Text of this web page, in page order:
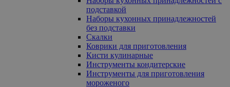
подставкой
Наборы кухонных принадлежностей
без подставки
Скалки
Коврики для приготовления
Кисти кулинарные
Инструменты кондитерские
Инструменты для приготовления
мороженого